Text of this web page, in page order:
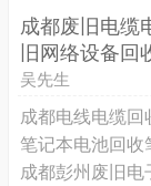
成都废旧电缆
旧网络设备回
吴先生
成都电线电缆
笔记本电池回
成都彭州废旧